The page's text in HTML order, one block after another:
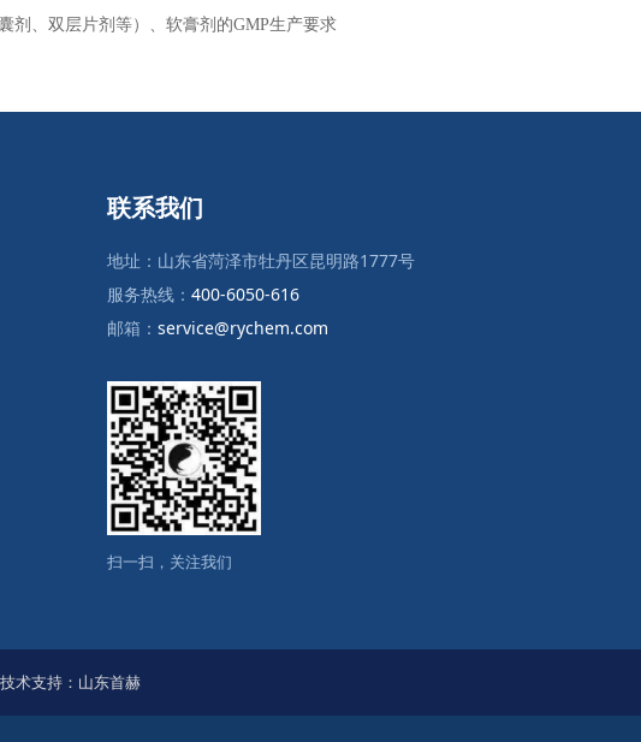
剂、双层片剂等）、软膏剂的GMP生产要求
联系我们
地址：山东省菏泽市牡丹区昆明路1777号
服务热线： 400-6050-616
邮箱： service@rychem.com
扫一扫，关注我们
术支持：山东首赫